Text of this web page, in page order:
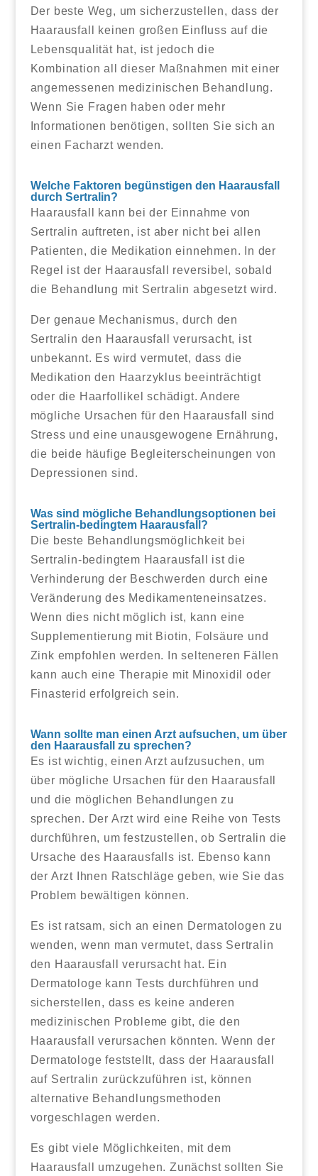
Der beste Weg, um sicherzustellen, dass der
Haarausfall keinen großen Einfluss auf die
Lebensqualität hat, ist jedoch die
Kombination all dieser Maßnahmen mit einer
angemessenen medizinischen Behandlung.
Wenn Sie Fragen haben oder mehr
Informationen benötigen, sollten Sie sich an
einen Facharzt wenden.
Welche Faktoren begünstigen den Haarausfall
durch Sertralin?
Haarausfall kann bei der Einnahme von
Sertralin auftreten, ist aber nicht bei allen
Patienten, die Medikation einnehmen. In der
Regel ist der Haarausfall reversibel, sobald
die Behandlung mit Sertralin abgesetzt wird.
Der genaue Mechanismus, durch den
Sertralin den Haarausfall verursacht, ist
unbekannt. Es wird vermutet, dass die
Medikation den Haarzyklus beeinträchtigt
oder die Haarfollikel schädigt. Andere
mögliche Ursachen für den Haarausfall sind
Stress und eine unausgewogene Ernährung,
die beide häufige Begleiterscheinungen von
Depressionen sind.
Was sind mögliche Behandlungsoptionen bei
Sertralin-bedingtem Haarausfall?
Die beste Behandlungsmöglichkeit bei
Sertralin-bedingtem Haarausfall ist die
Verhinderung der Beschwerden durch eine
Veränderung des Medikamenteneinsatzes.
Wenn dies nicht möglich ist, kann eine
Supplementierung mit Biotin, Folsäure und
Zink empfohlen werden. In selteneren Fällen
kann auch eine Therapie mit Minoxidil oder
Finasterid erfolgreich sein.
Wann sollte man einen Arzt aufsuchen, um über
den Haarausfall zu sprechen?
Es ist wichtig, einen Arzt aufzusuchen, um
über mögliche Ursachen für den Haarausfall
und die möglichen Behandlungen zu
sprechen. Der Arzt wird eine Reihe von Tests
durchführen, um festzustellen, ob Sertralin die
Ursache des Haarausfalls ist. Ebenso kann
der Arzt Ihnen Ratschläge geben, wie Sie das
Problem bewältigen können.
Es ist ratsam, sich an einen Dermatologen zu
wenden, wenn man vermutet, dass Sertralin
den Haarausfall verursacht hat. Ein
Dermatologe kann Tests durchführen und
sicherstellen, dass es keine anderen
medizinischen Probleme gibt, die den
Haarausfall verursachen könnten. Wenn der
Dermatologe feststellt, dass der Haarausfall
auf Sertralin zurückzuführen ist, können
alternative Behandlungsmethoden
vorgeschlagen werden.
Es gibt viele Möglichkeiten, mit dem
Haarausfall umzugehen. Zunächst sollten Sie